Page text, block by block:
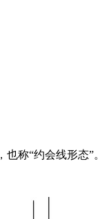
，也称“约会线形态”。